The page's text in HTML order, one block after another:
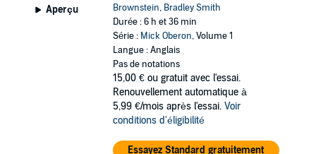
Aperçu
Brownstein, Bradley Smith
Durée : 6 h et 36 min
Série : Mick Oberon, Volume 1
Langue : Anglais
Pas de notations
15,00 € ou gratuit avec l'essai.
Renouvellement automatique à
5,99 €/mois après l'essai. Voir
conditions d'éligibilité
Essayez Standard gratuitement